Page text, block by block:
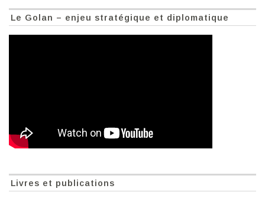
Le Golan – enjeu stratégique et diplomatique
Livres et publications